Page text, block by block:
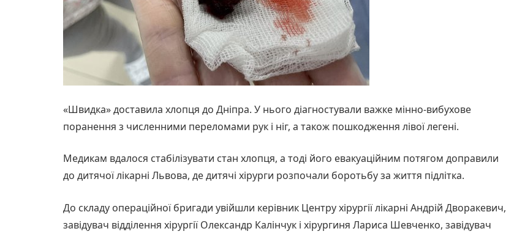
«Швидка» доставила хлопця до Дніпра. У нього діагностували важке мінно-вибухове
поранення з численними переломами рук і ніг, а також пошкодження лівої легені.
Медикам вдалося стабілізувати стан хлопця, а тоді його евакуаційним потягом доправили
до дитячої лікарні Львова, де дитячі хірурги розпочали боротьбу за життя підлітка.
До складу операційної бригади увійшли керівник Центру хірургії лікарні Андрій Дворакевич,
завідувач відділення хірургії Олександр Калінчук і хірургиня Лариса Шевченко, завідувач